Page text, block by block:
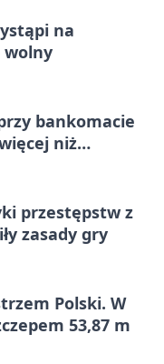
na
wolny
bankomacie
niż
przestępstw z
zasady gry
Polski. W
53,87 m